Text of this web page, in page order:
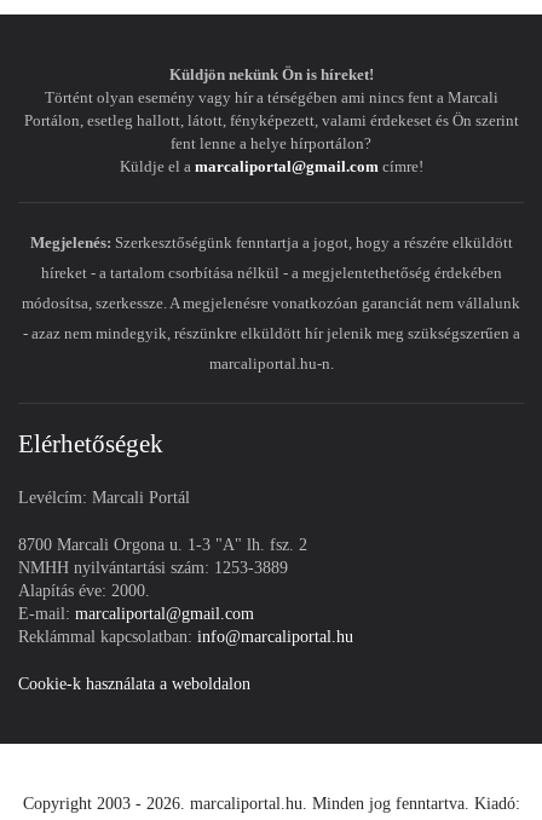
Küldjön nekünk Ön is híreket!
Történt olyan esemény vagy hír a térségében ami nincs fent a Marcali
Portálon, esetleg hallott, látott, fényképezett, valami érdekeset és Ön szerint
fent lenne a helye hírportálon?
Küldje el a marcaliportal@gmail.comcímre!
Megjelenés: Szerkesztőségünk fenntartja a jogot, hogy a részére elküldött
híreket - a tartalom csorbítása nélkül - a megjelentethetőség érdekében
módosítsa, szerkessze. A megjelenésre vonatkozóan garanciát nem vállalunk
- azaz nem mindegyik, részünkre elküldött hír jelenik meg szükségszerűen a
marcaliportal.hu-n.
Elérhetőségek
Levélcím: Marcali Portál
8700 Marcali Orgona u. 1-3 "A" lh. fsz. 2
NMHH nyilvántartási szám: 1253-3889
Alapítás éve: 2000.
E-mail: marcaliportal@gmail.com
Reklámmal kapcsolatban: info@marcaliportal.hu
Cookie-k használata a weboldalon
Copyright 2003 - 2026. marcaliportal.hu. Minden jog fenntartva. Kiadó: